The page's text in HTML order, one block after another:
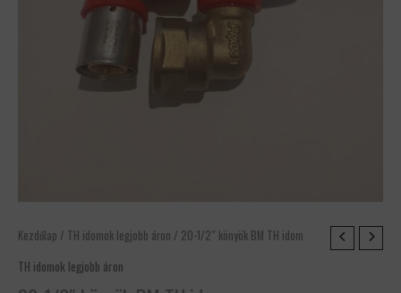
Kezdőlap / TH idomok legjobb áron / 20-1/2″ könyök BM TH idom
TH idomok legjobb áron
20-
könyök